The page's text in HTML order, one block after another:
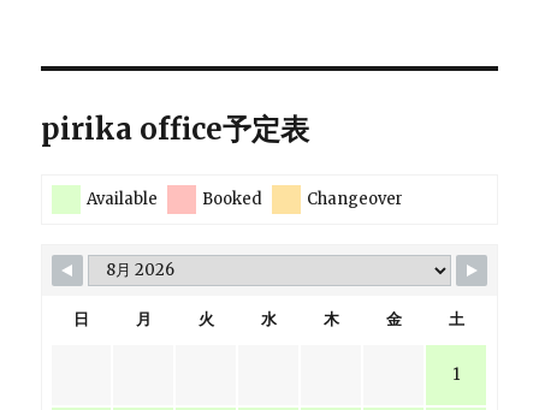
pirika office予定表
Available Booked Changeover
日 月 火 水 木 金 土
1